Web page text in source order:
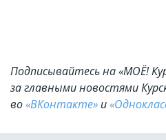
Подписывайтесь на «МОЁ!
за главными новостями
во«ВКонтакте» и